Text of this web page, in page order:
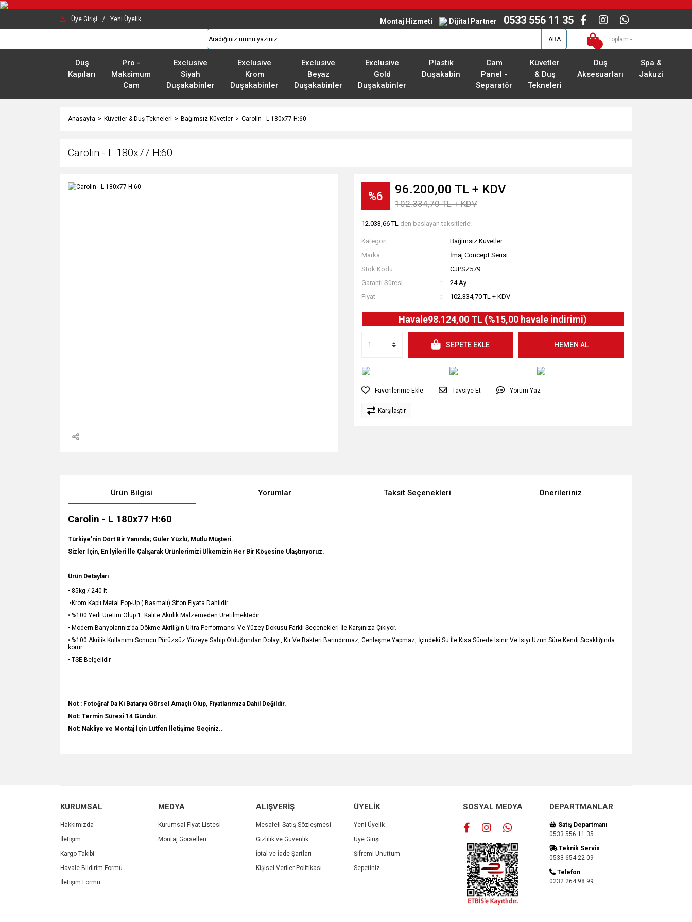
Üye Girişi / Yeni Üyelik Montaj Hizmeti Dijital Partner 0533 556 11 35
ARA Toplam -
Duş
Kapıları
Pro -
Maksimum
Cam
Exclusive
Siyah
Duşakabinler
Exclusive
Krom
Duşakabinler
Exclusive
Beyaz
Duşakabinler
Exclusive
Gold
Duşakabinler
Plastik
Duşakabin
Cam
Panel -
Separatör
Küvetler
& Duş
Tekneleri
Duş
Aksesuarları
Spa &
Jakuzi
Anasayfa Küvetler & Duş Tekneleri Bağımsız Küvetler Carolin - L 180x77 H:60
Carolin - L 180x77 H:60
%6 96.200,00 TL + KDV
102.334,70 TL + KDV
12.033,66 TL den başlayan taksitlerle!
Kategori
Bağımsız Küvetler
Marka
İmaj Concept Serisi
Stok Kodu
CJPSZ579
Garanti Süresi
24 Ay
Fiyat
102.334,70 TL + KDV
Havale98.124,00 TL (%15,00 havale indirimi)
SEPETE EKLE HEMEN AL
Tavsiye Et Yorum Yaz
Karşılaştır
Ürün Bilgisi Yorumlar Taksit Seçenekleri Önerileriniz
Carolin - L 180x77 H:60
Türkiye’nin Dört Bir Yanında; Güler Yüzlü, Mutlu Müşteri.
Sizler İçin, En İyileri İle Çalışarak Ürünlerimizi Ülkemizin Her Bir Köşesine Ulaştırıyoruz.
Ürün Detayları
• 85kg / 240 lt.
•Krom Kaplı Metal Pop-Up ( Basmalı) Sifon Fiyata Dahildir.
• %100 Yerli Üretim Olup 1. Kalite Akrilik Malzemeden Üretilmektedir.
• Modern Banyolarınız’da Dökme Akriliğin Ultra Performansı Ve Yüzey Dokusu Farklı Seçenekleri İle Karşınıza Çıkıyor.
• %100 Akrilik Kullanımı Sonucu Pürüzsüz Yüzeye Sahip Olduğundan Dolayı, Kir Ve Bakteri Barındırmaz, Genleşme Yapmaz, İçindeki Su İle Kısa Sürede Isınır Ve Isıyı Uzun Süre Kendi Sıcaklığında
korur.
• TSE Belgelidir.
Not : Fotoğraf Da Ki Batarya Görsel Amaçlı Olup, Fiyatlarımıza Dahil Değildir.
Not: Termin Süresi 14 Gündür.
Not: Nakliye ve Montaj İçin Lütfen İletişime Geçiniz..
Yorum Yaz
Ürün açıklamasında eksik bilgiler bulunuyor.
Ürün bilgilerinde hatalar bulunuyor.
Ürün fiyatı diğer sitelerden daha pahalı.
Bu ürüne benzer farklı alternatifler olmalı.
KURUMSAL
Hakkımızda
İletişim
Kargo Takibi
Havale Bildirim Formu
İletişim Formu
MEDYA
Kurumsal Fiyat Listesi
Montaj Görselleri
ALIŞVERİŞ
Mesafeli Satış Sözleşmesi
Gizlilik ve Güvenlik
İptal ve İade Şartları
Kişisel Veriler Politikası
ÜYELİK
Yeni Üyelik
Üye Girişi
Şifremi Unuttum
Sepetiniz
SOSYAL MEDYA DEPARTMANLAR
Satış Departmanı
0533 556 11 35
Teknik Servis
0533 654 22 09
Telefon
0232 264 98 99